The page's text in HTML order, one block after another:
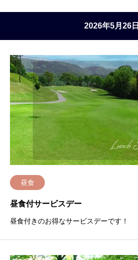
2026年5月26日
昼食
昼食付サービスデー
昼食付きのお得なサービスデーです！